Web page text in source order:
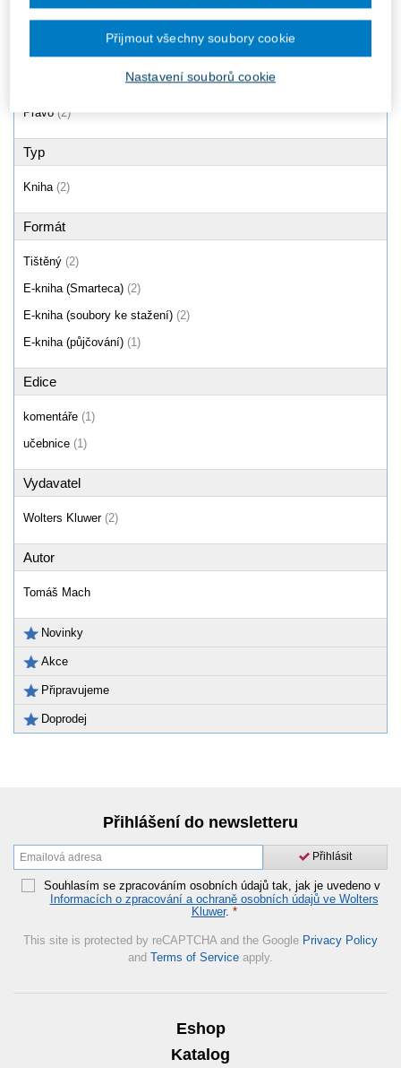
Právo (2)
Typ
Kniha (2)
Formát
Tištěný (2)
E-kniha (Smarteca) (2)
E-kniha (soubory ke stažení) (2)
E-kniha (půjčování) (1)
Edice
komentáře (1)
učebnice (1)
Vydavatel
Wolters Kluwer (2)
Autor
Tomáš Mach
Novinky
Akce
Připravujeme
Doprodej
Přihlášení do newsletteru
Přihlásit
Souhlasím se zpracováním osobních údajů tak, jak je uvedeno v
Informacích o zpracování a ochraně osobních údajů ve Wolters
Kluwer. *
This site is protected by reCAPTCHA and the Google Privacy Policy
and Terms of Service apply.
Eshop
Katalog
Nastavení souborů cookie
Přijmout všechny soubory cookie